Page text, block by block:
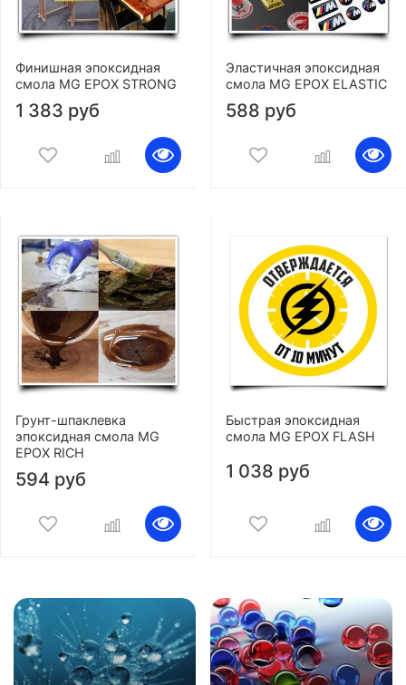
Финишная эпоксидная
смола MG EPOX STRONG
1 383 руб
Эластичная эпоксидная
смола MG EPOX ELASTIC
588 руб
Грунт-шпаклевка
эпоксидная смола MG
EPOX RICH
594 руб
Быстрая эпоксидная
смола MG EPOX FLASH
1 038 руб